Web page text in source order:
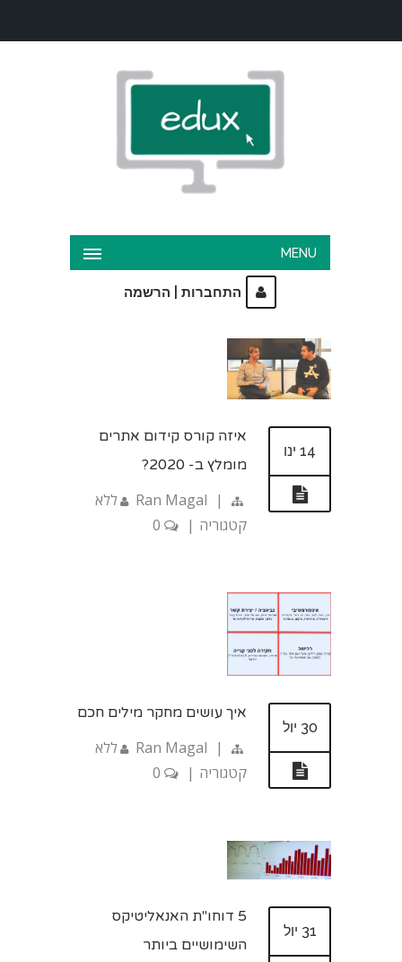
MENU
התחברות הרשמה
14 ינו
איזה קורס קידום אתרים
מומלץ ב- 2020?
Ran Magal |
ללא
קטגוריה |
30 יול
איך עושים מחקר מילים חכם
Ran Magal |
ללא
קטגוריה |
31 יול
5 דוחו"ת האנאליטיקס
השימושיים ביותר